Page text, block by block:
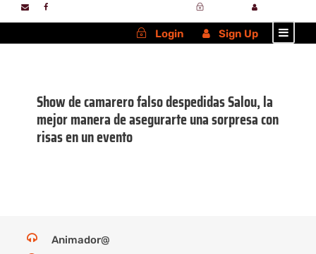
Login Sign Up
Show de camarero falso despedidas Salou, la
mejor manera de asegurarte una sorpresa con
risas en un evento
Animador@